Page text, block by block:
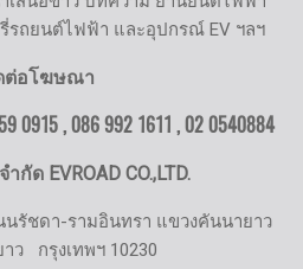
รถยนต์ไฟฟ้า และอุปกรณ์ EV ฯลฯ
ต่อโฆษณา
0915 , 086 992 1611 ,02 0540884
กัด EVROAD CO.,LTD.
รัชดา-รามอินทรา แขวงคันนายาว
าว กรุงเทพฯ 10230